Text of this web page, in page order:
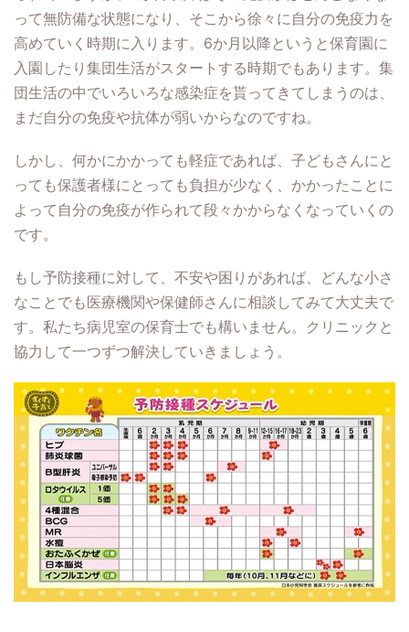
って無防備な状態になり、そこから徐々に自分の免疫力を
高めていく時期に入ります。6か月以降というと保育園に
入園したり集団生活がスタートする時期でもあります。集
団生活の中でいろいろな感染症を貰ってきてしまうのは、
まだ自分の免疫や抗体が弱いからなのですね。
しかし、何かにかかっても軽症であれば、子どもさんにと
っても保護者様にとっても負担が少なく、かかったことに
よって自分の免疫が作られて段々かからなくなっていくの
です。
もし予防接種に対して、不安や困りがあれば、どんな小さ
なことでも医療機関や保健師さんに相談してみて大丈夫で
す。私たち病児室の保育士でも構いません。クリニックと
協力して一つずつ解決していきましょう。